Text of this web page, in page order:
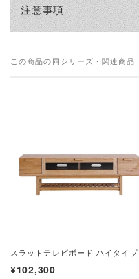
注意事項
この商品の同シリーズ・関連商品
スラットテレビボード ハイタイプ
¥102,300